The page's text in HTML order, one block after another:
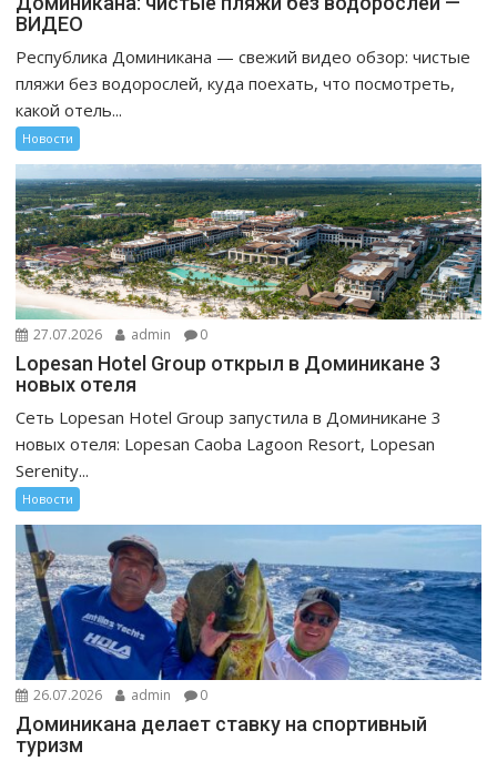
ВИДЕО
Республика Доминикана — свежий видео обзор: чистые
пляжи без водорослей, куда поехать, что посмотреть,
какой отель...
Новости
27.07.2026 admin 0
Lopesan Hotel Group открыл в Доминикане 3
новых отеля
Сеть Lopesan Hotel Group запустила в Доминикане 3
новых отеля: Lopesan Caoba Lagoon Resort, Lopesan
Serenity...
Новости
26.07.2026 admin 0
Доминикана делает ставку на спортивный
туризм